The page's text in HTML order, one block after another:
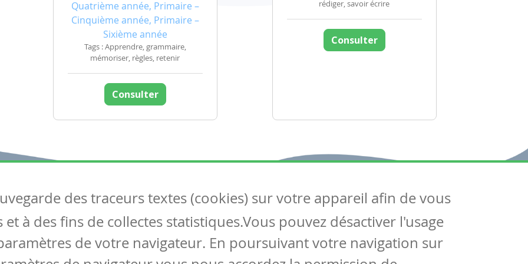
Quatrième année, Primaire –
Cinquième année, Primaire –
Sixième année
Tags : Apprendre, grammaire,
mémoriser, règles, retenir
Consulter
rédiger, savoir écrire
Consulter
Articles
Tous les articles
Articles DYS
Suivez-nous
Contactez-nous
Soutien scolaire
des traceurs textes (cookies) sur votre appareil afin de vous
à des fins de collectes statistiques.Vous pouvez désactiver l'usage
de votre navigateur. En poursuivant votre navigation sur